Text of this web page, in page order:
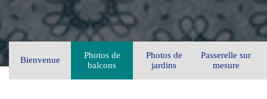
Bienvenue
Photos de
balcons
Photos de
jardins
Passerelle sur
mesure